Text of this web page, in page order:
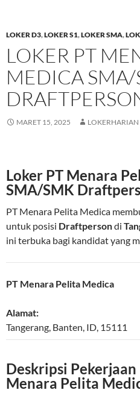
LOKER D3,LOKER S1,LOKER SMA,
LOKER PT
MEDICA
MARET 15, 2025 LOKERHARIAN
Loker PT Menara
SMA/SMK
PT Menara Pelita Medica
untuk posisi Draftpersondi
ini terbuka bagi kandidat yang
PT Menara Pelita Medica
Alamat:
Tangerang, Banten, ID, 15111
Deskripsi
Menara Pelita